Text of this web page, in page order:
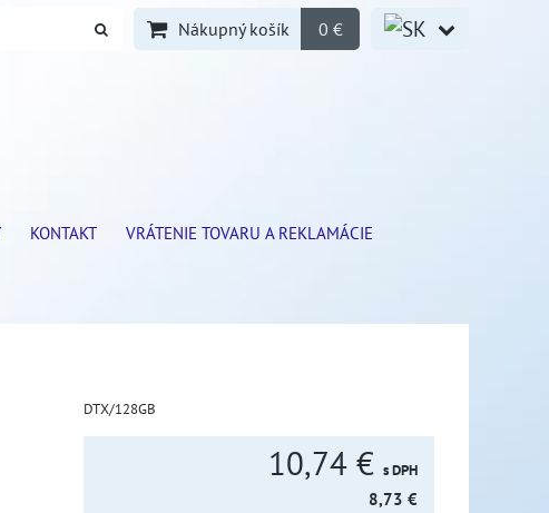
Nákupný košík 0 €
KONTAKT VRÁTENIE TOVARU A REKLAMÁCIE
DTX/128GB
10,74 € s DPH
8,73 €